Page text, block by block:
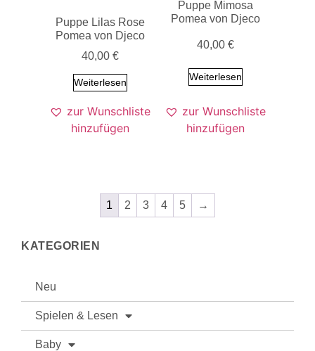
KATEGORIEN
Neu
Spielen & Lesen
Baby
Puppe Lilas Rose
Pomea von Djeco
40,00 €
Weiterlesen
zur Wunschliste
hinzufügen
Puppe Mimosa
Pomea von Djeco
40,00 €
Weiterlesen
zur Wunschliste
hinzufügen
1 2 3 4 5 →